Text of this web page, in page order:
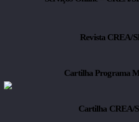
Revista CREA/
Cartilha Programa
Cartilha CREA/